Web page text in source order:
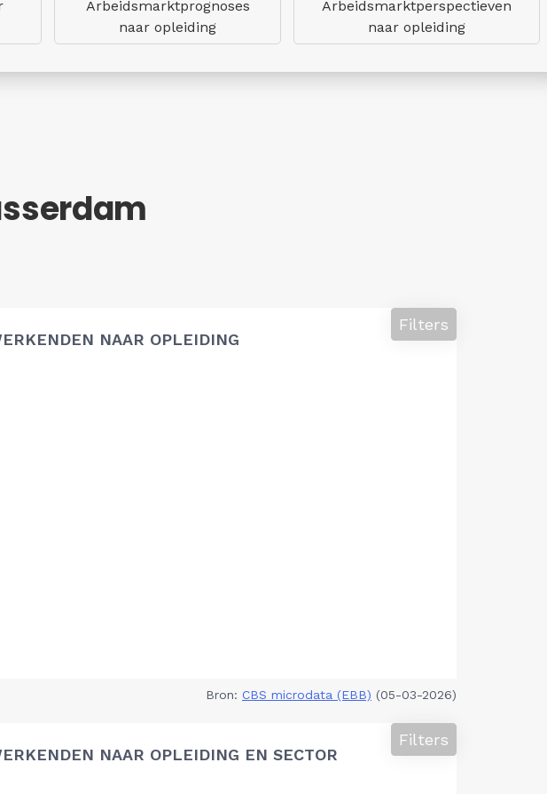
Arbeidsmarktprognoses
naar opleiding
Arbeidsmarktperspectieven
naar opleiding
NAAR OPLEIDING
Filters
Bron: CBS microdata (EBB) (05-03-2026)
NAAR OPLEIDING EN SECTOR
Filters